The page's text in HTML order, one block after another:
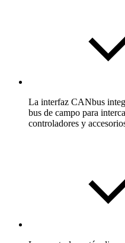
La interfaz CANbus
bus de campo para
controladores y